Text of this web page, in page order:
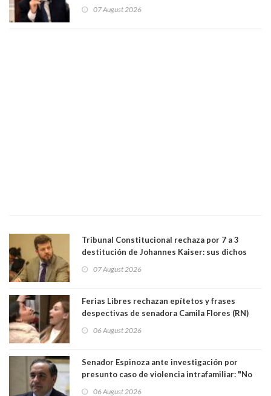
perseguir ruta del dinero y levantar secreto
07 August 2026
Tribunal Constitucional rechaza por 7 a 3
destitución de Johannes Kaiser: sus dichos
justicia constitucional porque no es diputado
07 August 2026
Ferias Libres rechazan epítetos y frases
despectivas de senadora Camila Flores (RN)
06 August 2026
Senador Espinoza ante investigación por
presunto caso de violencia intrafamiliar: "No
06 August 2026